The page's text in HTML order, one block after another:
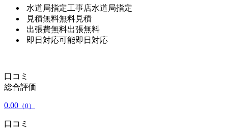
水道局指定工事店水道局指定
見積無料無料見積
出張費無料出張無料
即日対応可能即日対応
口コミ
総合評価
0.00 （0）
口コミ